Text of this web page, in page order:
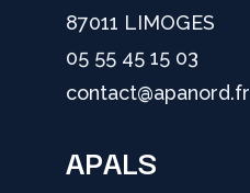
87011 LIMOGES
05 55 45 15 03
contact@apanord.fr
APALS